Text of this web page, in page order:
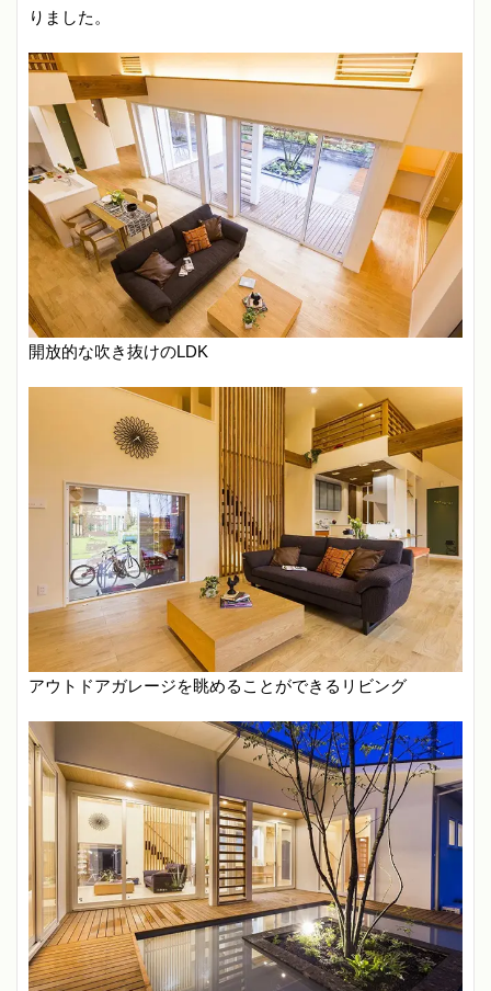
りました。
開放的な吹き抜けのLDK
アウトドアガレージを眺めることができるリビング